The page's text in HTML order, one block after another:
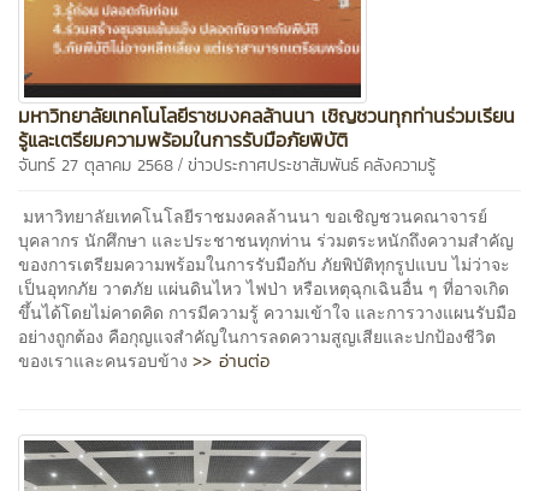
มหาวิทยาลัยเทคโนโลยีราชมงคลล้านนา เชิญชวนทุกท่านร่วมเรียน
รู้และเตรียมความพร้อมในการรับมือภัยพิบัติ
จันทร์ 27 ตุลาคม 2568 / ข่าวประกาศประชาสัมพันธ์ คลังความรู้
มหาวิทยาลัยเทคโนโลยีราชมงคลล้านนา ขอเชิญชวนคณาจารย์
บุคลากร นักศึกษา และประชาชนทุกท่าน ร่วมตระหนักถึงความสำคัญ
ของการเตรียมความพร้อมในการรับมือกับ ภัยพิบัติทุกรูปแบบ ไม่ว่าจะ
เป็นอุทกภัย วาตภัย แผ่นดินไหว ไฟป่า หรือเหตุฉุกเฉินอื่น ๆ ที่อาจเกิด
ขึ้นได้โดยไม่คาดคิด การมีความรู้ ความเข้าใจ และการวางแผนรับมือ
อย่างถูกต้อง คือกุญแจสำคัญในการลดความสูญเสียและปกป้องชีวิต
ของเราและคนรอบข้าง >> อ่านต่อ